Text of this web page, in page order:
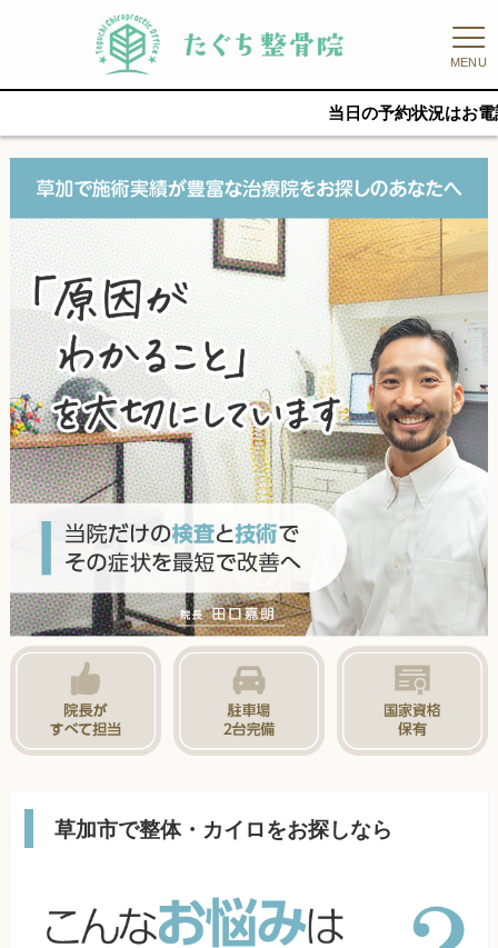
MENU
当日の予約状況はお電話かLINEでお問い合
草加市で整体・カイロをお探しなら